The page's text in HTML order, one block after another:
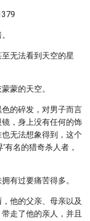
无法看到天空的星
蒙的天空。
的碎发，对男子而言
，身上没有任何的饰
无法想象得到，这个
有名的猎奇杀人者，
有过要痛苦得多。
他的父亲、母亲以及
走了他的亲人，并且